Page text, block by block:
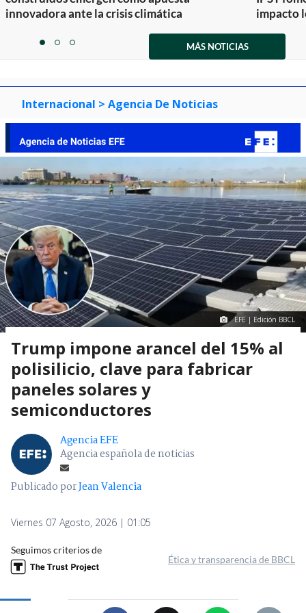
innovadora ante la crisis climática
impacto
itemitemitem
MÁS NOTICIAS
Internacional > Agencia De Noticias
EFE | Edición BBCL
Trump impone arancel del 15% al
polisilicio, clave para fabricar
paneles solares y
semiconductores
Agencia EFE
Agencia española de noticias
Publicado porJean Valencia
Viernes 07 Agosto, 2026 | 01:05
Seguimos criterios de
Ética y transparencia de BBCL